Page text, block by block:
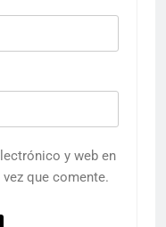
y web en
que comente.